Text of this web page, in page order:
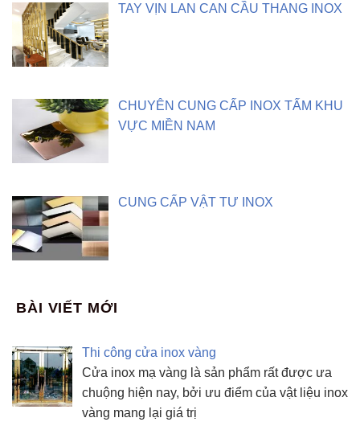
TAY VỊN LAN CAN CẦU THANG INOX
CHUYÊN CUNG CẤP INOX TẤM KHU
VỰC MIỀN NAM
CUNG CẤP VẬT TƯ INOX
BÀI VIẾT MỚI
Thi công cửa inox vàng
Cửa inox mạ vàng là sản phẩm rất được ưa
chuộng hiện nay, bởi ưu điểm của vật liệu inox
vàng mang lại giá trị